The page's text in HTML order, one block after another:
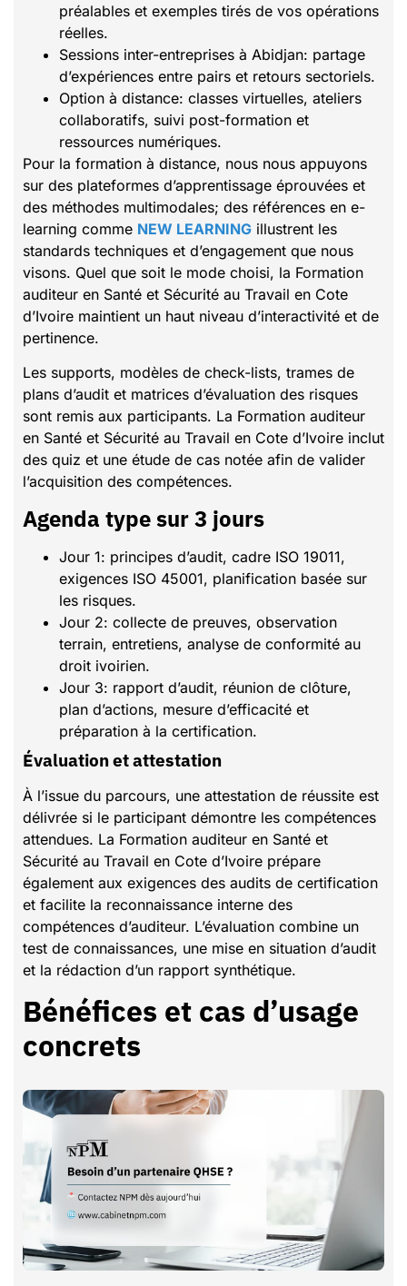
préalables et exemples tirés de vos opérations
réelles.
Sessions inter-entreprises à Abidjan: partage
d’expériences entre pairs et retours sectoriels.
Option à distance: classes virtuelles, ateliers
collaboratifs, suivi post-formation et
ressources numériques.
Pour la formation à distance, nous nous appuyons
sur des plateformes d’apprentissage éprouvées et
des méthodes multimodales; des références en e-
learning comme NEW LEARNING illustrent les
standards techniques et d’engagement que nous
visons. Quel que soit le mode choisi, la Formation
auditeur en Santé et Sécurité au Travail en Cote
d’Ivoire maintient un haut niveau d’interactivité et de
pertinence.
Les supports, modèles de check-lists, trames de
plans d’audit et matrices d’évaluation des risques
sont remis aux participants. La Formation auditeur
en Santé et Sécurité au Travail en Cote d’Ivoire inclut
des quiz et une étude de cas notée afin de valider
l’acquisition des compétences.
Agenda type sur 3 jours
Jour 1: principes d’audit, cadre ISO 19011,
exigences ISO 45001, planification basée sur
les risques.
Jour 2: collecte de preuves, observation
terrain, entretiens, analyse de conformité au
droit ivoirien.
Jour 3: rapport d’audit, réunion de clôture,
plan d’actions, mesure d’efficacité et
préparation à la certification.
Évaluation et attestation
À l’issue du parcours, une attestation de réussite est
délivrée si le participant démontre les compétences
attendues. La Formation auditeur en Santé et
Sécurité au Travail en Cote d’Ivoire prépare
également aux exigences des audits de certification
et facilite la reconnaissance interne des
compétences d’auditeur. L’évaluation combine un
test de connaissances, une mise en situation d’audit
et la rédaction d’un rapport synthétique.
Bénéfices et cas d’usage
concrets